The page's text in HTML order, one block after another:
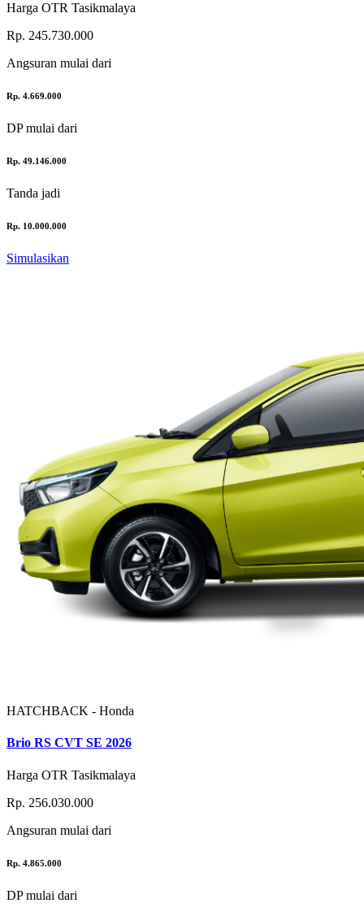
Harga OTR Tasikmalaya
Rp. 245.730.000
Angsuran mulai dari
Rp. 4.669.000
DPmulai dari
Rp. 49.146.000
Tanda jadi
Rp. 10.000.000
Simulasikan
HATCHBACK - Honda
Brio RS CVT SE 2026
Harga OTR Tasikmalaya
Rp. 256.030.000
Angsuran mulai dari
Rp. 4.865.000
DPmulai dari